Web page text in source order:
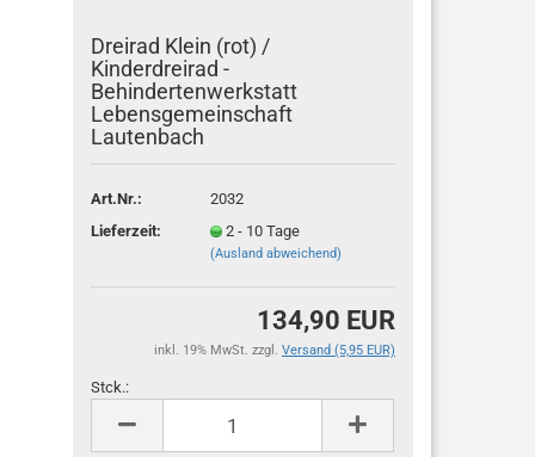
Dreirad Klein (rot) /
Kinderdreirad -
Behindertenwerkstatt
Lebensgemeinschaft
Lautenbach
Art.Nr.:
2032
Lieferzeit:
2 - 10 Tage
(Ausland abweichend)
134,90 EUR
inkl. 19% MwSt. zzgl. Versand (5,95 EUR)
Stck.:
Stck.